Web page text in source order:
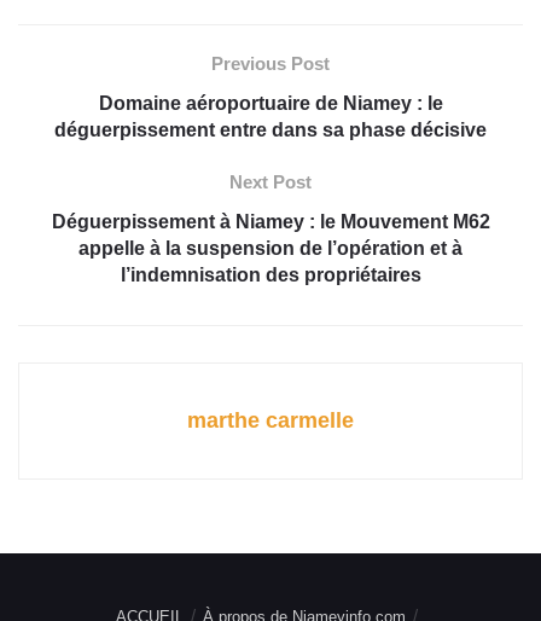
Previous Post
Domaine aéroportuaire de Niamey : le
déguerpissement entre dans sa phase décisive
Next Post
Déguerpissement à Niamey : le Mouvement M62
appelle à la suspension de l’opération et à
l’indemnisation des propriétaires
marthe carmelle
ACCUEIL À propos de Niameyinfo.com